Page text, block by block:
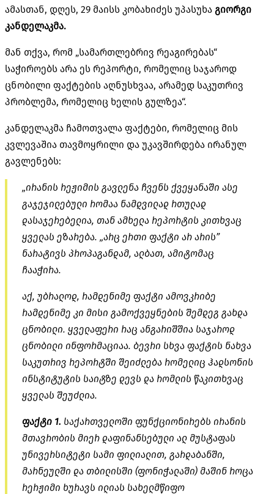
ამასთან, დღეს, 29 მაისს კობახიძეს უპასუხა გიორგი
კანდელაკმა.
მან თქვა, რომ „სამართლებრივ რეაგირებას“
საჭიროებს არა ეს რეპორტი, რომელიც საჯაროდ
ცნობილი ფაქტების აღნუსხვაა, არამედ საკუთრივ
პრობლემა, რომელიც ხელის გულზეა“.
კანდელაკმა ჩამოთვალა ფაქტები, რომელიც მის
კვლევაშია თავმოყრილი და უკავშირდება ირანულ
გავლენებს:
„ირანის რეჟიმის გავლენა ჩვენს ქვეყანაში ასე
გაჯეჯილებული რომაა ნამდვილად რთულად
დასაჯერებელია, თან ამხელა რეპორტის კითხვაც
ყველას ეზარება. „არც ერთი ფაქტი არ არის”
ნარატივს პროპაგანდამ, ალბათ, ამიტომაც
ჩააჭირა.
აქ, უბრალოდ, რამდენიმე ფაქტი ამოვკრიბე
რამდენიმე კი მისი გამოქვეყნების შემდეგ გახდა
ცნობილი. ყველაფერი რაც ანგარიშშია საჯაროდ
ცნობილი ინფორმაციაა. ბევრი სხვა ფაქტის ნახვა
საკუთრივ რეპორტში შეიძლება რომელიც ჰადსონის
ინსტიტუტის საიტზე დევს და რომლის წაკითხვაც
ყველას შეუძლია.
ფაქტი 1. საქართველოში ფუნქციონირებს ირანის
მთავრობის მიერ დაფინანსებული ალ მუსტაფას
უნივერსიტეტი სამი ფილიალით, გარდაბანში,
მარნეულში და თბილისში (ფონიჭალაში) მაშინ როცა
რერჟიმი ხურავს ილიას სახელმწიფო